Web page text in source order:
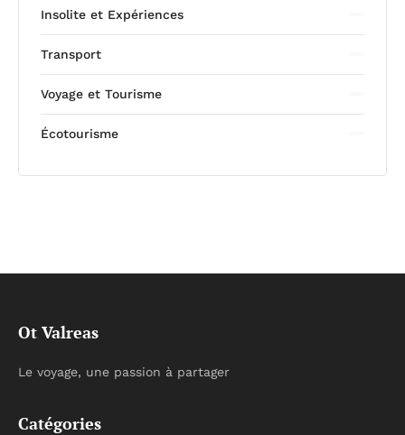
Insolite et Expériences
Transport
Voyage et Tourisme
Écotourisme
Ot Valreas
Le voyage, une passion à partager
Catégories